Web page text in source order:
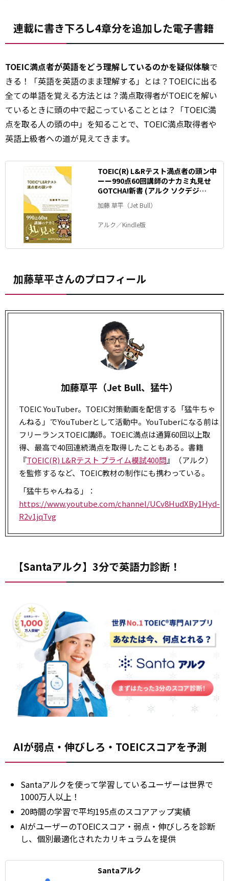
連載に書き下ろし4章分を追加した電子書籍
TOEIC満点者が英語をどう理解しているのかを疑似体験で
きる！「英語を英語のまま理解する」とは？TOEICに出る
全ての単語を覚える方法とは？満点取得者がTOEICを解い
ているときに頭の中で起こっていることとは？「TOEIC満
点を取る人の頭の中」を知ることで、TOEIC満点取得者や
英語上級者への道が見えてきます。
TOEIC(R) L&Rテスト満点者の頭ン中
ーー990点60回講師のナカミ丸見せ
GOTCHA!新書 (アルク ソクデジ
BOOKS)
加藤 草平（Jet Bull）
アルク／Kindle版
加藤草平さんのプロフィール
加藤草平（Jet Bull、猛牛）
TOEIC YouTuber。TOEIC対策動画を配信する「猛牛ちゃ
んねる」でYouTuberとして活動中。YouTuberになる前は
フリーランスTOEIC講師。TOEIC満点は通算60回以上取
得、最高で40回連続満点を取得したこともある。書籍
『TOEIC(R) L&Rテスト プライム模試400問』（アルク）
を監修するなど、TOEIC教材の制作にも携わっている。
「猛牛ちゃんねる」：
https://www.youtube.com/channel/UCv8HudXBy1Hyd-
R2v1jqTvg
【Santaアルク】3分で英語力診断！
AIが弱点・伸びしろ・TOEICスコアを予測
Santaアルクを使って学習しているユーザーは世界で
1000万人以上！
20時間の学習で平均195点のスコアアップ実績
AIがユーザーのTOEICスコア・弱点・伸びしろを診断
し、個別最適化されたカリキュラムを提供
Santaアルク